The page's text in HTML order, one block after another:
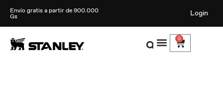
Envío gratis a partir de 900.000
Gs
Login
0